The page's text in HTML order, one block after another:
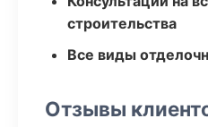
строительства
Все виды
Отзывы